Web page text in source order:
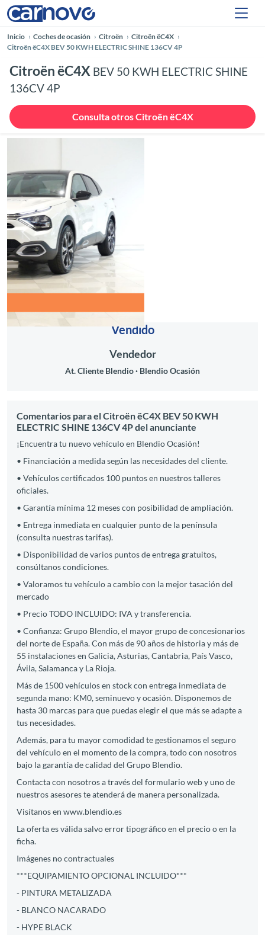
Inicio Coches de ocasión Citroën
Citroën ëC4X
Citroën ëC4X BEV 50 KWH ELECTRIC SHINE 136CV 4P
Citroën ëC4X BEV 50 KWH ELECTRIC SHINE
136CV 4P
Consulta otros Citroën ëC4X
Anterior
Vendido
Vendedor
At. Cliente Blendio Blendio Ocasión
Comentarios para el Citroën ëC4X BEV 50 KWH
ELECTRIC SHINE 136CV 4P del anunciante
¡Encuentra tu nuevo vehículo en Blendio Ocasión!
• Financiación a medida según las necesidades del cliente.
• Vehículos certificados 100 puntos en nuestros talleres
oficiales.
• Garantía mínima 12 meses con posibilidad de ampliación.
• Entrega inmediata en cualquier punto de la península
(consulta nuestras tarifas).
• Disponibilidad de varios puntos de entrega gratuitos,
consúltanos condiciones.
• Valoramos tu vehículo a cambio con la mejor tasación del
mercado
• Precio TODO INCLUIDO: IVA y transferencia.
• Confianza: Grupo Blendio, el mayor grupo de concesionarios
del norte de España. Con más de 90 años de historia y más de
55 instalaciones en Galicia, Asturias, Cantabria, País Vasco,
Ávila, Salamanca y La Rioja.
Más de 1500 vehículos en stock con entrega inmediata de
segunda mano: KM0, seminuevo y ocasión. Disponemos de
hasta 30 marcas para que puedas elegir el que más se adapte a
tus necesidades.
Además, para tu mayor comodidad te gestionamos el seguro
del vehículo en el momento de la compra, todo con nosotros
bajo la garantía de calidad del Grupo Blendio.
Contacta con nosotros a través del formulario web y uno de
nuestros asesores te atenderá de manera personalizada.
Visítanos en www.blendio.es
La oferta es válida salvo error tipográfico en el precio o en la
ficha.
Imágenes no contractuales
***EQUIPAMIENTO OPCIONAL INCLUIDO***
- PINTURA METALIZADA
- BLANCO NACARADO
- HYPE BLACK